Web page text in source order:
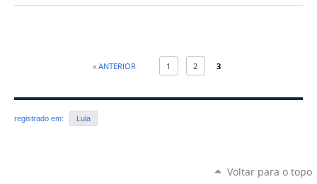
« ANTERIOR 1 2 3
registrado em: Lula
Voltar para o topo